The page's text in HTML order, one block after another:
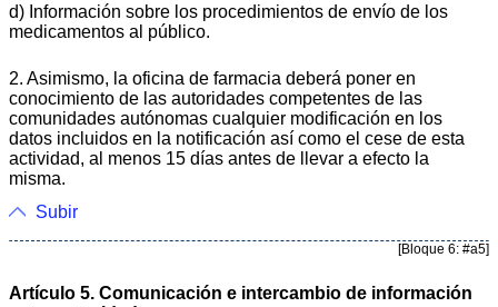
d) Información sobre los procedimientos de envío de los
medicamentos al público.
2. Asimismo, la oficina de farmacia deberá poner en
conocimiento de las autoridades competentes de las
comunidades autónomas cualquier modificación en los
datos incluidos en la notificación así como el cese de esta
actividad, al menos 15 días antes de llevar a efecto la
misma.
Subir
[Bloque 6: #a5]
Artículo 5. Comunicación e intercambio de información